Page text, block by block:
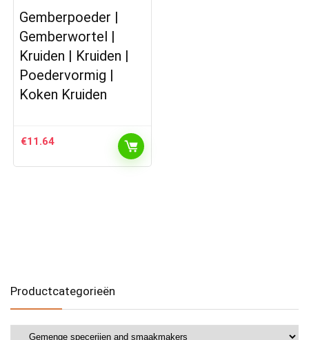
Gemberpoeder |
Gemberwortel |
Kruiden | Kruiden |
Poedervormig |
Koken Kruiden
€11.64
Productcategorieën